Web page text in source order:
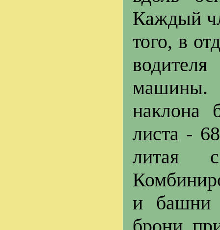
Каждый
того, в
машины.
наклона
листа -
литая с
и башни